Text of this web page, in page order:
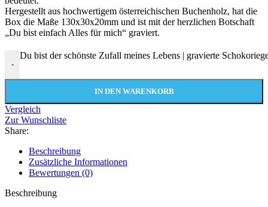
Hergestellt aus hochwertigem österreichischen Buchenholz, hat die
Box die Maße 130x30x20mm und ist mit der herzlichen Botschaft
„Du bist einfach Alles für mich“ graviert.
-
Du bist der schönste Zufall meines Lebens | gravierte
IN DEN WARENKORB
Vergleich
Zur Wunschliste
Share:
Beschreibung
Zusätzliche Informationen
Bewertungen (0)
Beschreibung